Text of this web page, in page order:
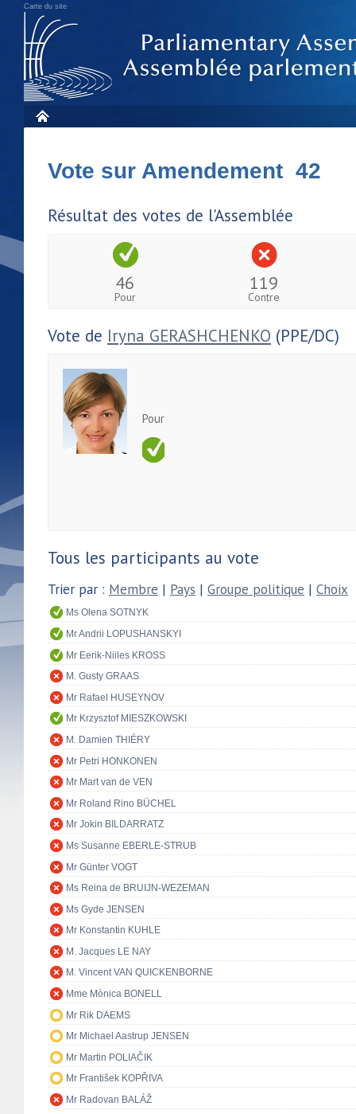
Carte du site
Vote sur Amendement 42
Résultat des votes de l'Assemblée
46
Pour
119
Contre
Vote de Iryna GERASHCHENKO (PPE/DC)
Pour
Tous les participants au vote
Trier par : Membre | Pays | Groupe politique | Choix
Ms Olena SOTNYK
Mr Andrii LOPUSHANSKYI
Mr Eerik-Niiles KROSS
M. Gusty GRAAS
Mr Rafael HUSEYNOV
Mr Krzysztof MIESZKOWSKI
M. Damien THIÉRY
Mr Petri HONKONEN
Mr Mart van de VEN
Mr Roland Rino BÜCHEL
Mr Jokin BILDARRATZ
Ms Susanne EBERLE-STRUB
Mr Günter VOGT
Ms Reina de BRUIJN-WEZEMAN
Ms Gyde JENSEN
Mr Konstantin KUHLE
M. Jacques LE NAY
M. Vincent VAN QUICKENBORNE
Mme Mònica BONELL
Mr Rik DAEMS
Mr Michael Aastrup JENSEN
Mr Martin POLIAČIK
Mr František KOPŘIVA
Mr Radovan BALÁŽ